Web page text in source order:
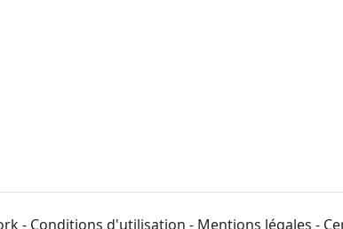
- Conditions d'utilisation - Mentions légales -